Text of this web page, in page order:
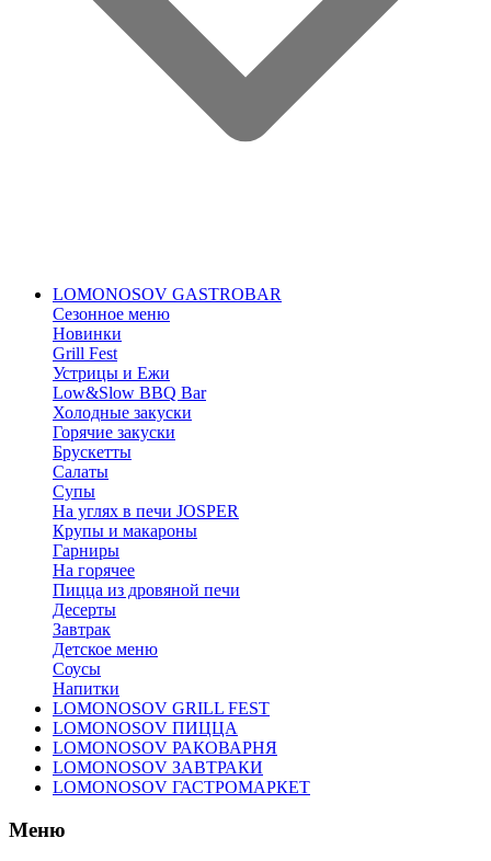
LOMONOSOV GASTROBAR
Сезонное меню
Новинки
Grill Fest
Устрицы и Ежи
Low&Slow BBQ Bar
Холодные закуски
Горячие закуски
Брускетты
Салаты
Супы
На углях в печи JOSPER
Крупы и макароны
Гарниры
На горячее
Пицца из дровяной печи
Десерты
Завтрак
Детское меню
Соусы
Напитки
LOMONOSOV GRILL FEST
LOMONOSOV ПИЦЦА
LOMONOSOV РАКОВАРНЯ
LOMONOSOV ЗАВТРАКИ
LOMONOSOV ГАСТРОМАРКЕТ
Меню